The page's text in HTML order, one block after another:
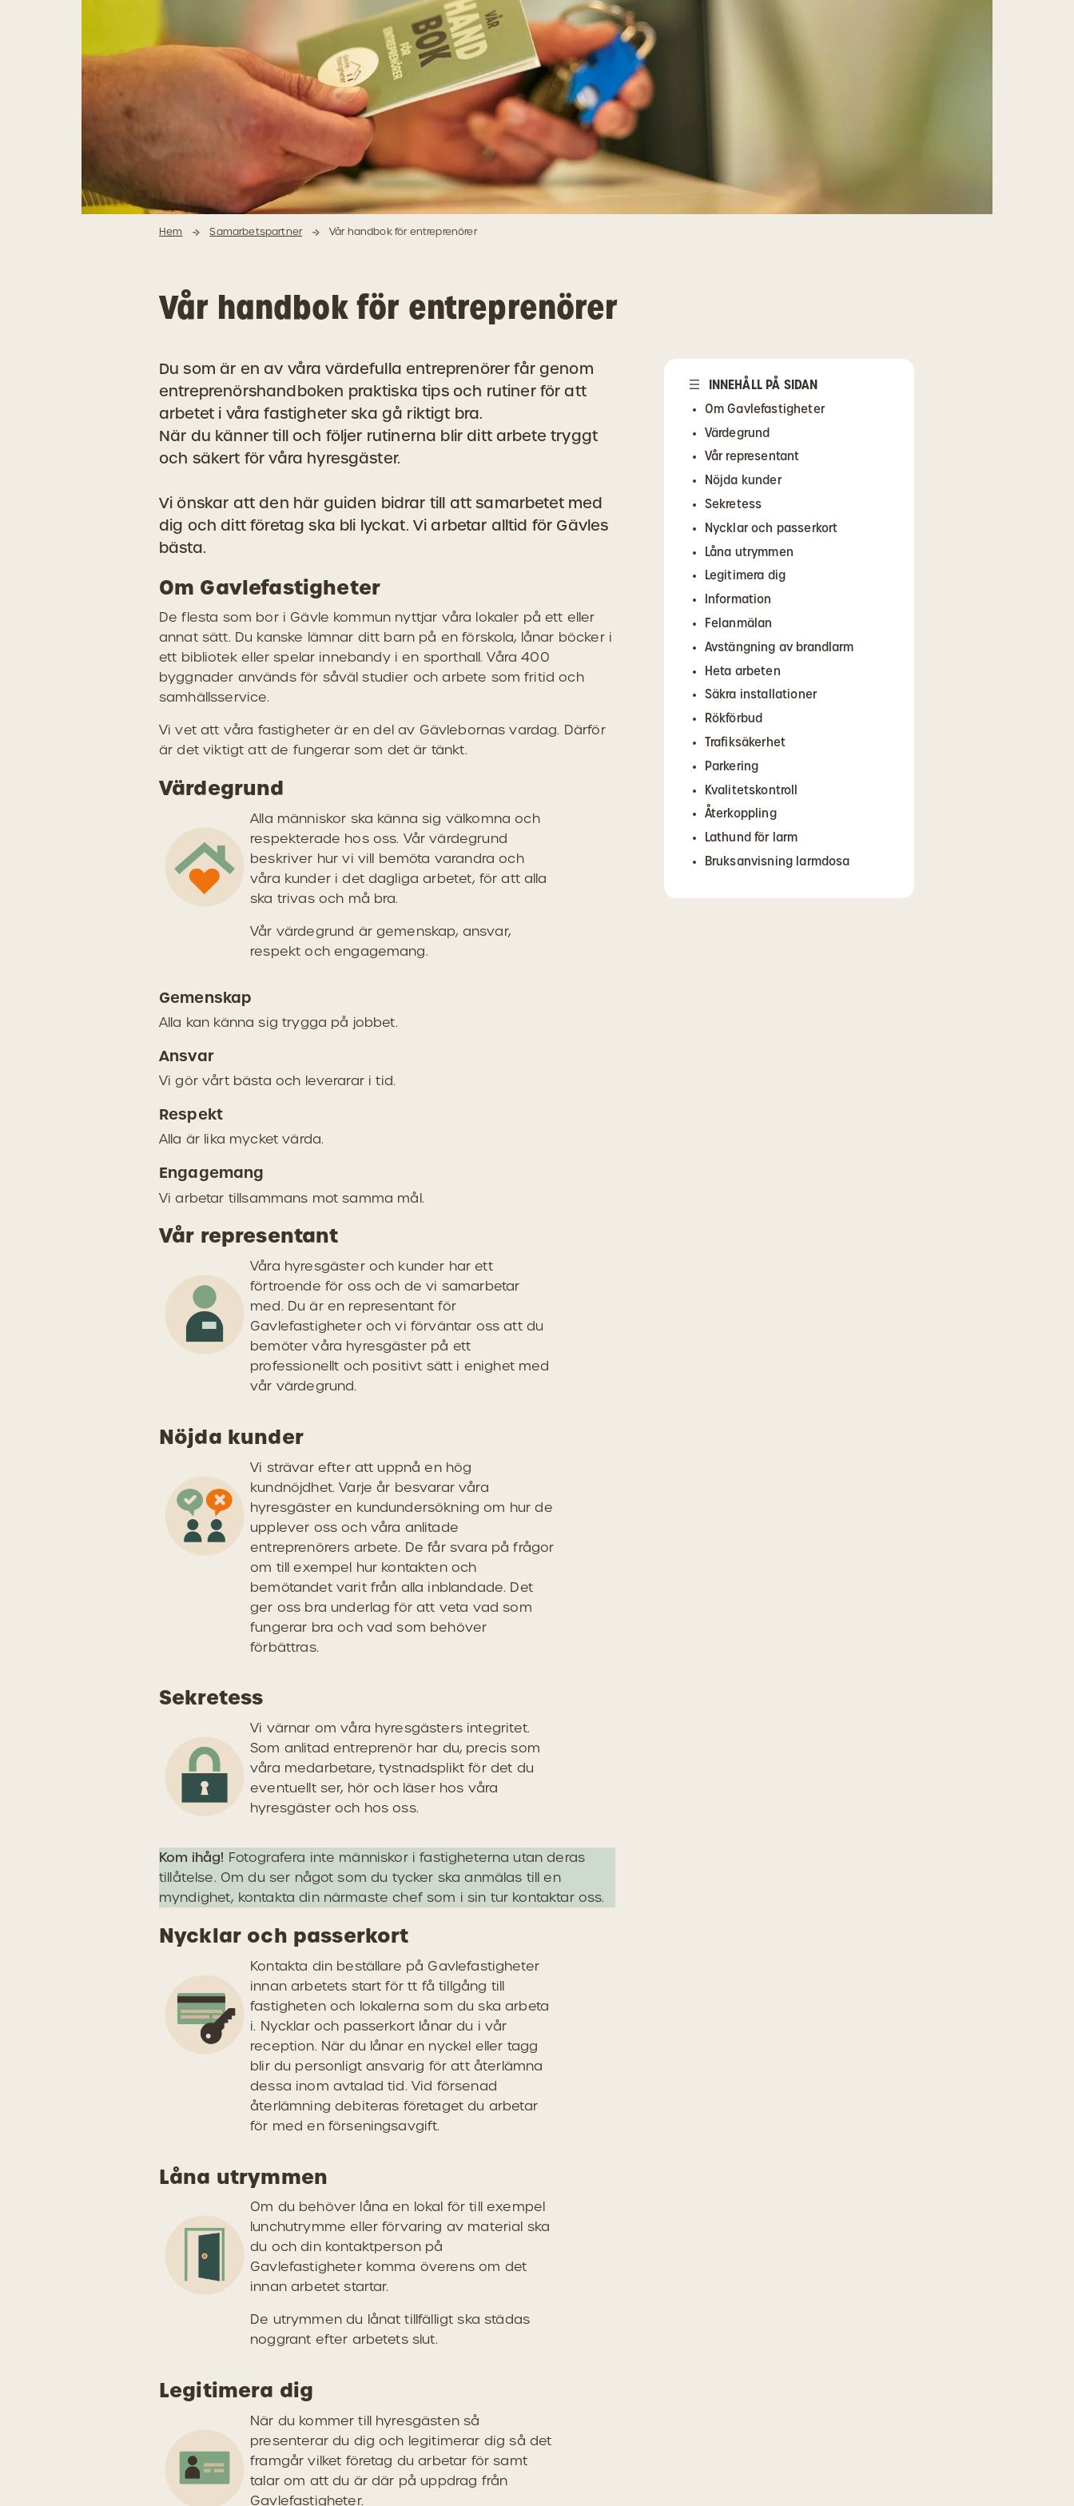
Hem Samarbetspartner Vår handbok för entreprenörer
Vår handbok för entreprenörer
Du som är en av våra värdefulla entreprenörer får genom
entreprenörshandboken praktiska tips och rutiner för att
arbetet i våra fastigheter ska gå riktigt bra.
När du känner till och följer rutinerna blir ditt arbete tryggt
och säkert för våra hyresgäster.
Vi önskar att den här guiden bidrar till att samarbetet med
dig och ditt företag ska bli lyckat. Vi arbetar alltid för Gävles
bästa.
Om Gavlefastigheter
De flesta som bor i Gävle kommun nyttjar våra lokaler på ett eller
annat sätt. Du kanske lämnar ditt barn på en förskola, lånar böcker i
ett bibliotek eller spelar innebandy i en sporthall. Våra 400
byggnader används för såväl studier och arbete som fritid och
samhällsservice.
Vi vet att våra fastigheter är en del av Gävlebornas vardag. Därför
är det viktigt att de fungerar som det är tänkt.
Värdegrund
Alla människor ska känna sig välkomna och
respekterade hos oss. Vår värdegrund
beskriver hur vi vill bemöta varandra och
våra kunder i det dagliga arbetet, för att alla
ska trivas och må bra.
Vår värdegrund är gemenskap, ansvar,
respekt och engagemang.
Gemenskap
Alla kan känna sig trygga på jobbet.
Ansvar
Vi gör vårt bästa och leverarar i tid.
Respekt
Alla är lika mycket värda.
Engagemang
Vi arbetar tillsammans mot samma mål.
Vår representant
Våra hyresgäster och kunder har ett
förtroende för oss och de vi samarbetar
med. Du är en representant för
Gavlefastigheter och vi förväntar oss att du
bemöter våra hyresgäster på ett
professionellt och positivt sätt i enighet med
vår värdegrund.
Nöjda kunder
Vi strävar efter att uppnå en hög
kundnöjdhet. Varje år besvarar våra
hyresgäster en kundundersökning om hur de
upplever oss och våra anlitade
entreprenörers arbete. De får svara på frågor
om till exempel hur kontakten och
bemötandet varit från alla inblandade. Det
ger oss bra underlag för att veta vad som
fungerar bra och vad som behöver
förbättras.
Sekretess
Vi värnar om våra hyresgästers integritet.
Som anlitad entreprenör har du, precis som
våra medarbetare, tystnadsplikt för det du
eventuellt ser, hör och läser hos våra
hyresgäster och hos oss.
Kom ihåg! Fotografera inte människor i fastigheterna utan deras
tillåtelse. Om du ser något som du tycker ska anmälas till en
myndighet, kontakta din närmaste chef som i sin tur kontaktar oss.
Nycklar och passerkort
Kontakta din beställare på Gavlefastigheter
innan arbetets start för tt få tillgång till
fastigheten och lokalerna som du ska arbeta
i. Nycklar och passerkort lånar du i vår
reception. När du lånar en nyckel eller tagg
blir du personligt ansvarig för att återlämna
dessa inom avtalad tid. Vid försenad
återlämning debiteras företaget du arbetar
för med en förseningsavgift.
Låna utrymmen
Om du behöver låna en lokal för till exempel
lunchutrymme eller förvaring av material ska
du och din kontaktperson på
Gavlefastigheter komma överens om det
innan arbetet startar.
De utrymmen du lånat tillfälligt ska städas
noggrant efter arbetets slut.
Legitimera dig
När du kommer till hyresgästen så
presenterar du dig och legitimerar dig så det
framgår vilket företag du arbetar för samt
talar om att du är där på uppdrag från
Gavlefastigheter.
INNEHÅLL PÅ SIDAN
Om Gavlefastigheter
Värdegrund
Vår representant
Nöjda kunder
Sekretess
Nycklar och passerkort
Låna utrymmen
Legitimera dig
Information
Felanmälan
Avstängning av brandlarm
Heta arbeten
Säkra installationer
Rökförbud
Trafiksäkerhet
Parkering
Kvalitetskontroll
Återkoppling
Lathund för larm
Bruksanvisning larmdosa